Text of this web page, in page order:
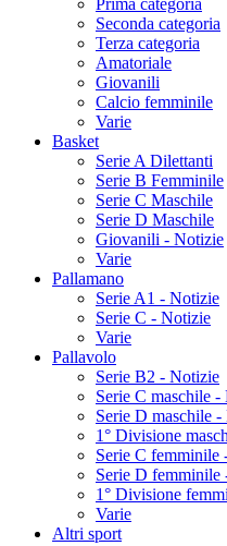
Prima categoria
Seconda categoria
Terza categoria
Amatoriale
Giovanili
Calcio femminile
Varie
Basket
Serie A Dilettanti
Serie B Femminile
Serie C Maschile
Serie D Maschile
Giovanili - Notizie
Varie
Pallamano
Serie A1 - Notizie
Serie C - Notizie
Varie
Pallavolo
Serie B2 - Notizie
Serie C maschile
Serie D maschile
1° Divisione
Serie C femminile
Serie D femminile
1° Divisione
Varie
Altri sport